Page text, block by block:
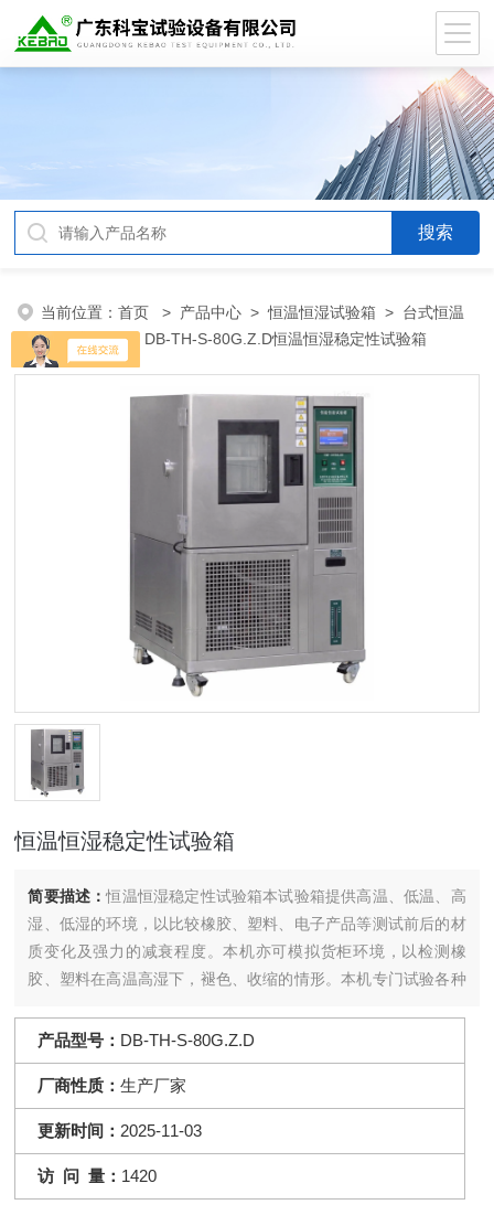
当前位置：首页 > 产品中心 >恒温恒湿试验箱 > 台式恒温
恒湿试验箱> DB-TH-S-80G.Z.D恒温恒湿稳定性试验箱
恒温恒湿稳定性试验箱
简要描述：恒温恒湿稳定性试验箱本试验箱提供高温、低温、高
湿、低湿的环境，以比较橡胶、塑料、电子产品等测试前后的材
质变化及强力的减衰程度。本机亦可模拟货柜环境，以检测橡
胶、塑料在高温高湿下，褪色、收缩的情形。本机专门试验各种
产品型号： DB-TH-S-80G.Z.D
厂商性质：生产厂家
更新时间： 2025-11-03
访 问 量： 1420